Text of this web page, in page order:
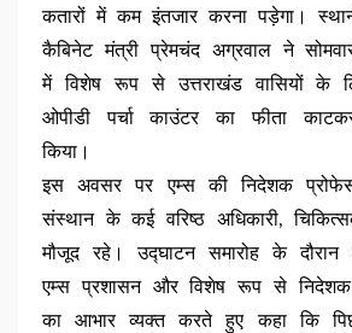
कतारों में कम इंतजार करना पड़ेगा।
कैबिनेट मंत्री प्रेमचंद अग्रवाल ने
में विशेष रूप से उत्तराखंड वासियों के
ओपीडी पर्चा काउंटर का फीता
किया।
इस अवसर पर एम्स की निदेशक
संस्थान के कई वरिष्ठ अधिकारी,
मौजूद रहे। उद्घाटन समारोह के
एम्स प्रशासन और विशेष रूप से निदेशक
का आभार व्यक्त करते हुए कहा कि